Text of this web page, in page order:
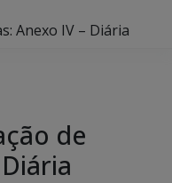
Anexo IV – Diária
de